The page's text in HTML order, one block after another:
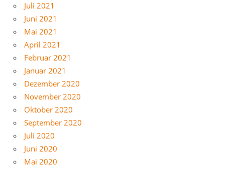
Juli 2021
Juni 2021
Mai 2021
April 2021
Februar 2021
Januar 2021
Dezember 2020
November 2020
Oktober 2020
September 2020
Juli 2020
Juni 2020
Mai 2020